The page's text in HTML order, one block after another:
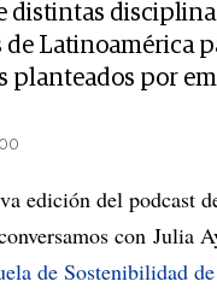
distintas
Latinoamérica
planteados por
edición del podcast
con Julia
de Sostenibilidad